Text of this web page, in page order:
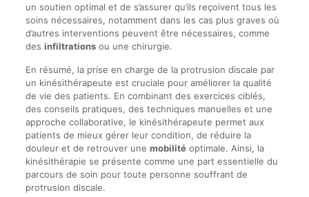
un soutien optimal et de s’assurer qu’ils reçoivent tous les
soins nécessaires, notamment dans les cas plus graves où
d’autres interventions peuvent être nécessaires, comme
des infiltrationsou une chirurgie.
En résumé, la prise en charge de la protrusion discale par
un kinésithérapeute est cruciale pour améliorer la qualité
de vie des patients. En combinant des exercices ciblés,
des conseils pratiques, des techniques manuelles et une
approche collaborative, le kinésithérapeute permet aux
patients de mieux gérer leur condition, de réduire la
douleur et de retrouver une mobilitéoptimale. Ainsi, la
kinésithérapie se présente comme une part essentielle du
parcours de soin pour toute personne souffrant de
protrusion discale.